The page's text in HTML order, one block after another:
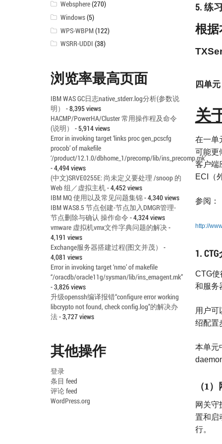
5. 练
根
四单元
关
在一单
可能更
客户端
ECI
（
参阅：
http://
1.
CTG使
和服务
用户可
绍配置
本单元
（1）
网关守
置和启
行。
Websphere(270)
Windows(5)
WPS-WBPM(122)
WSRR-UDDI (38)
浏览率最高页面
IBM WAS GC日志native_stderr.log分析(参数说
明）
- 8,395 views
HACMP/PowerHA/Cluster 常用操作程及命令
(说明）
- 5,914 views
Error in invoking target ‘links proc gen_pcscfg
procob’ of makefile
‘/product/12.1.0/dbhome_1/precomp/lib/ins_precomp.mk’
- 4,494 views
(中文)SRVE0255E: 尚未定义要处理 /snoop 的
Web 组／虚拟主机- 4,452 views
IBM MQ 使用以及常见问题集锦- 4,340 views
IBM WAS8.5 节点创建-节点加入DMGR管理-
节点删除与确认 操作命令 - 4,324 views
vmware 虚拟机vmx文件字典问题的解决-
4,191 views
Exchange服务器搭建过程(图文并茂）
-
4,081 views
Error in invoking target ‘nmo’ of makefile
“/oracdb/oracle11g/sysman/lib/ins_emagent.mk”
- 3,826 views
升级openssh编译报错“configure error working
libcrypto not found, check config.log”的解决办
法- 3,727 views
其他操作
登录
条目 feed
评论 feed
WordPress.org